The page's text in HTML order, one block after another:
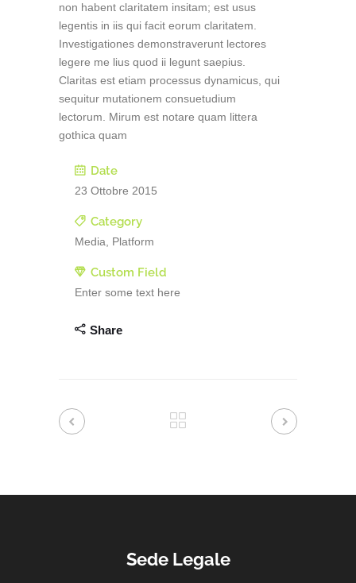
non habent claritatem insitam; est usus
legentis in iis qui facit eorum claritatem.
Investigationes demonstraverunt lectores
legere me lius quod ii legunt saepius.
Claritas est etiam processus dynamicus, qui
sequitur mutationem consuetudium
lectorum. Mirum est notare quam littera
gothica quam
Date
23 Ottobre 2015
Category
Media, Platform
Custom Field
Enter some text here
Share
Sede Legale